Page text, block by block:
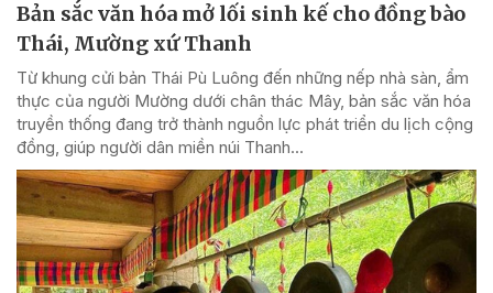
Bản sắc văn hóa mở lối sinh kế cho đồng bào
Thái, Mường xứ Thanh
Từ khung cửi bản Thái Pù Luông đến những nếp nhà sàn, ẩm
thực của người Mường dưới chân thác Mây, bản sắc văn hóa
truyền thống đang trở thành nguồn lực phát triển du lịch cộng
đồng, giúp người dân miền núi Thanh...